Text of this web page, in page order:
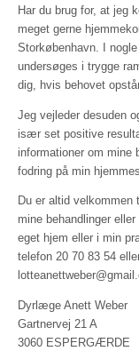
Har du brug for, at jeg
meget gerne
Storkøbenhavn. I
undersøges i trygge
dig, hvis behovet
Jeg vejleder desuden
især set positive
informationer om mine
fodring på min
Du er altid velkommen
mine behandlinger
eget hjem eller i min
telefon 20 70 83 54
Dyrlæge Anett Weber
Gartnervej 21 A
3060 ESPERGÆRDE